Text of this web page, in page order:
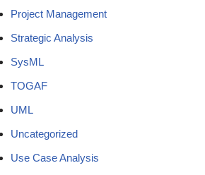
Project Management
Strategic Analysis
SysML
TOGAF
UML
Uncategorized
Use Case Analysis